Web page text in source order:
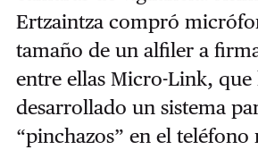
Ertzaintza compró
tamaño de un alfiler a
entre ellas Micro-Link, que
desarrollado un sistema
“pinchazos” en el teléfono